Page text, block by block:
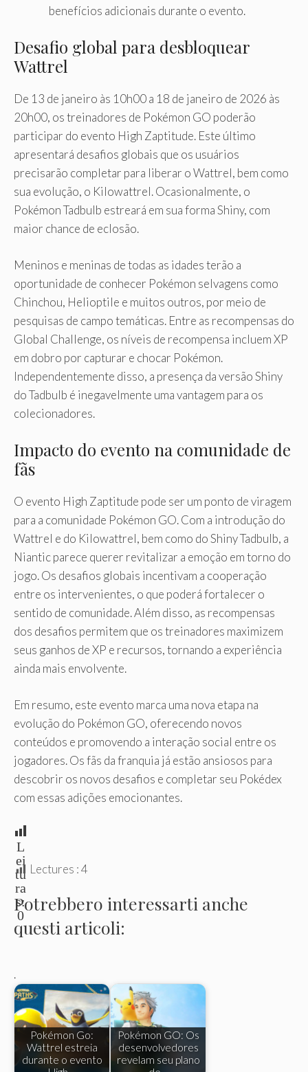
benefícios adicionais durante o evento.
Desafio global para desbloquear
Wattrel
De 13 de janeiro às 10h00 a 18 de janeiro de 2026 às
20h00, os treinadores de Pokémon GO poderão
participar do evento High Zaptitude. Este último
apresentará desafios globais que os usuários
precisarão completar para liberar o Wattrel, bem como
sua evolução, o Kilowattrel. Ocasionalmente, o
Pokémon Tadbulb estreará em sua forma Shiny, com
maior chance de eclosão.
Meninos e meninas de todas as idades terão a
oportunidade de conhecer Pokémon selvagens como
Chinchou, Helioptile e muitos outros, por meio de
pesquisas de campo temáticas. Entre as recompensas do
Global Challenge, os níveis de recompensa incluem XP
em dobro por capturar e chocar Pokémon.
Independentemente disso, a presença da versão Shiny
do Tadbulb é inegavelmente uma vantagem para os
colecionadores.
Impacto do evento na comunidade de
fãs
O evento High Zaptitude pode ser um ponto de viragem
para a comunidade Pokémon GO. Com a introdução do
Wattrel e do Kilowattrel, bem como do Shiny Tadbulb, a
Niantic parece querer revitalizar a emoção em torno do
jogo. Os desafios globais incentivam a cooperação
entre os intervenientes, o que poderá fortalecer o
sentido de comunidade. Além disso, as recompensas
dos desafios permitem que os treinadores maximizem
seus ganhos de XP e recursos, tornando a experiência
ainda mais envolvente.
Em resumo, este evento marca uma nova etapa na
evolução do Pokémon GO, oferecendo novos
conteúdos e promovendo a interação social entre os
jogadores. Os fãs da franquia já estão ansiosos para
descobrir os novos desafios e completar seu Pokédex
com essas adições emocionantes.
L
ei
tu
ra
s:
0
Lectures :4
Potrebbero interessarti anche
questi articoli:
.
Pokémon Go:
Wattrel estreia
durante o evento
Pokémon GO: Os
desenvolvedores
revelam seu plano